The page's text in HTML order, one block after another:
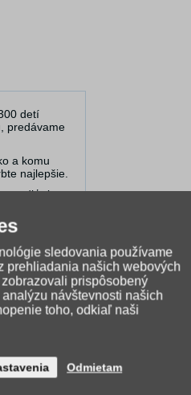
detí
predávame
a komu
najlepšie.
aj na
do
a
sledovania používame
prehliadania našich webových
prispôsobený
návštevnosti našich
toho, odkiaľ naši
Odmietam